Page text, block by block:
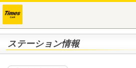
ステーション情報